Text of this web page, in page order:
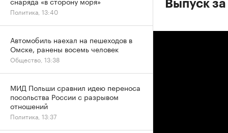
Выпуск
Политика, 13:40
Автомобиль наехал на пешеходов в
Омске, ранены восемь человек
Общество, 13:38
МИД Польши сравнил идею переноса
посольства России с разрывом
отношений
Политика, 13:37